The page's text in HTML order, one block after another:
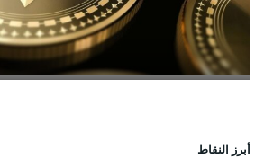
أبرز النقاط